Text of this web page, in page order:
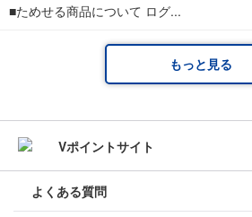
■ためせる商品について ログ...
もっと見る
よくある質問